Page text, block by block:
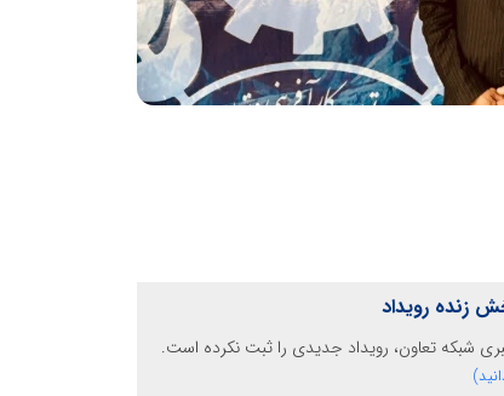
زنده رویداد
شبکه تعاون، رویداد جدیدی را ثبت نکرده است.